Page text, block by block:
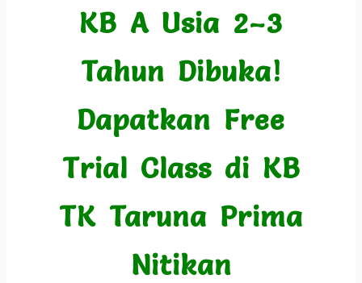
KB A Usia 2–3
Tahun Dibuka!
Dapatkan Free
Trial Class di KB
TK Taruna Prima
Nitikan